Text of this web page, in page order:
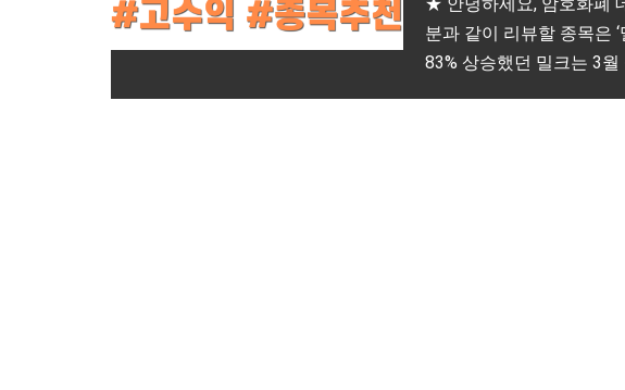
분과 같이 리뷰할 종목은
83% 상승했던 밀크는 3